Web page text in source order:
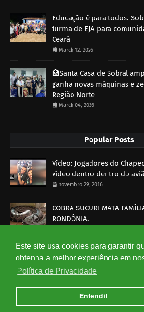
Este site usa cookies para garantir
obtenha a melhor experiência em
Política de Privacidade
Entendi!
Educação é para todos:
turma de EJA para
Ceará
March 12, 2026
🏥Santa Casa de Sobral
ganha novas máquinas e
Região Norte
March 04, 2026
Popular Posts
Vídeo: Jogadores do
vídeo dentro dentro do
novembro 29, 2016
COBRA SUCURI MATA
RONDÔNIA.
SOBRAL-CE: HOMEM É
DETÉM UM SUSPEITO
setembro 15, 2014
HOME ABOUT